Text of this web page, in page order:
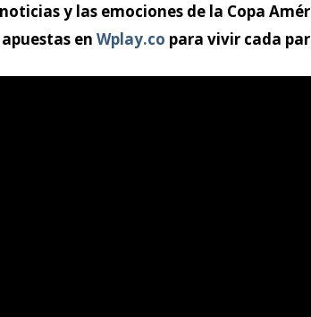
y las emociones de la Copa
en Wplay.co para vivir cada